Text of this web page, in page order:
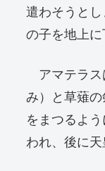
遣わそうと
の子を地上に
アマテラス
み）と草薙
をまつるよ
われ、後に